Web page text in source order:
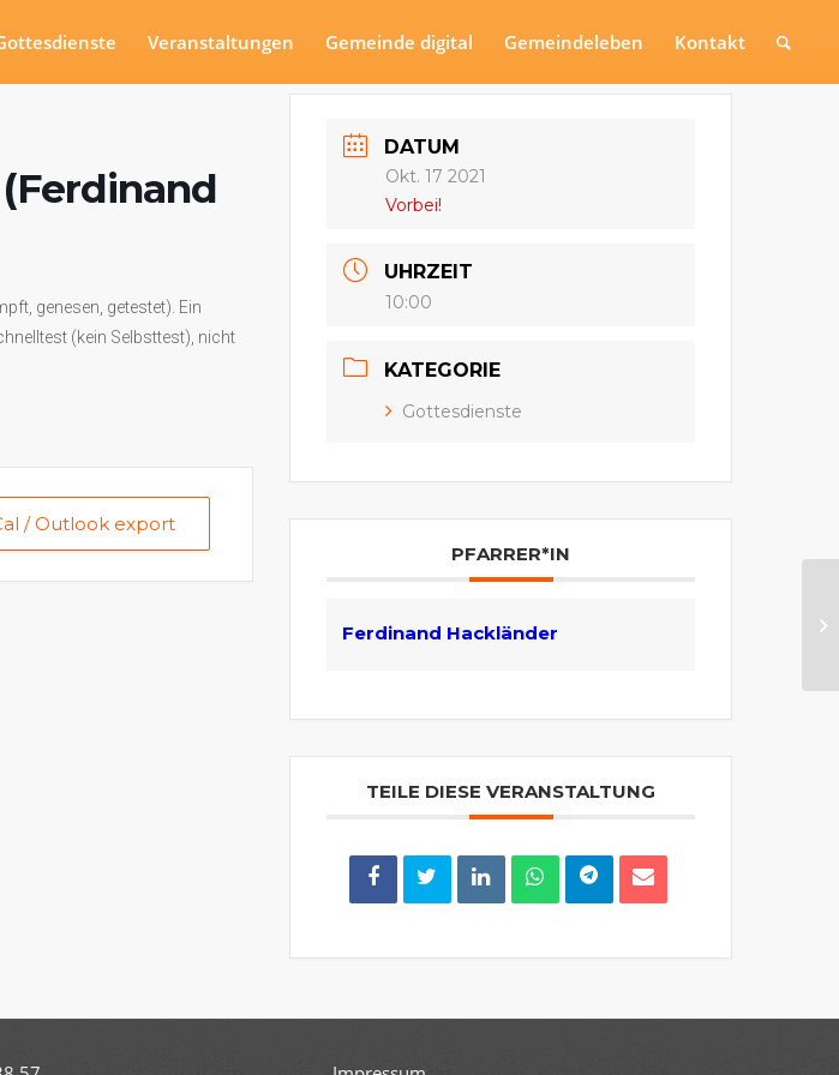
Veranstaltungen Gemeinde digital Gemeindeleben Kontakt
genesen, getestet). Ein
(kein Selbsttest), nicht
/ Outlook export
DATUM
Okt. 17 2021
Vorbei!
UHRZEIT
10:00
KATEGORIE
Gottesdienste
PFARRER*IN
Ferdinand Hackländer
TEILE DIESE VERANSTALTUNG